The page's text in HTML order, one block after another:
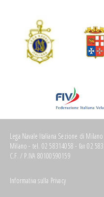
Lega Navale Italiana Sezione di
Milano - tel. 02 58314058 - fax 02
C.F. / P.IVA 80100590159
Informativa sulla Privacy